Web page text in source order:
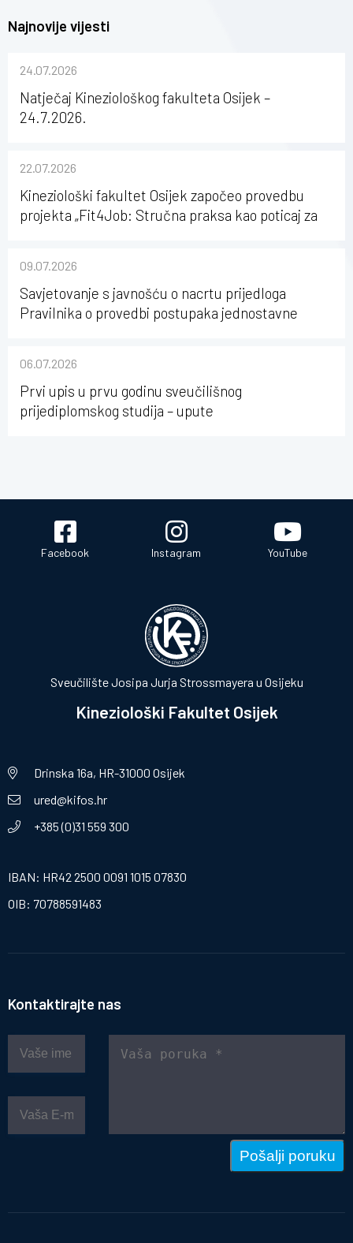
Najnovije vijesti
24.07.2026
Natječaj Kineziološkog fakulteta Osijek –
24.7.2026.
22.07.2026
Kineziološki fakultet Osijek započeo provedbu
projekta „Fit4Job: Stručna praksa kao poticaj za
09.07.2026
Savjetovanje s javnošću o nacrtu prijedloga
Pravilnika o provedbi postupaka jednostavne
Osijeku
06.07.2026
Prvi upis u prvu godinu sveučilišnog
prijediplomskog studija – upute
Facebook Instagram YouTube
Sveučilište Josipa Jurja Strossmayera u Osijeku
Kineziološki Fakultet Osijek
Drinska 16a, HR-31000 Osijek
ured@kifos.hr
+385 (0)31 559 300
IBAN: HR42 2500 0091 1015 07830
OIB: 70788591483
Kontaktirajte nas
Pošalji poruku